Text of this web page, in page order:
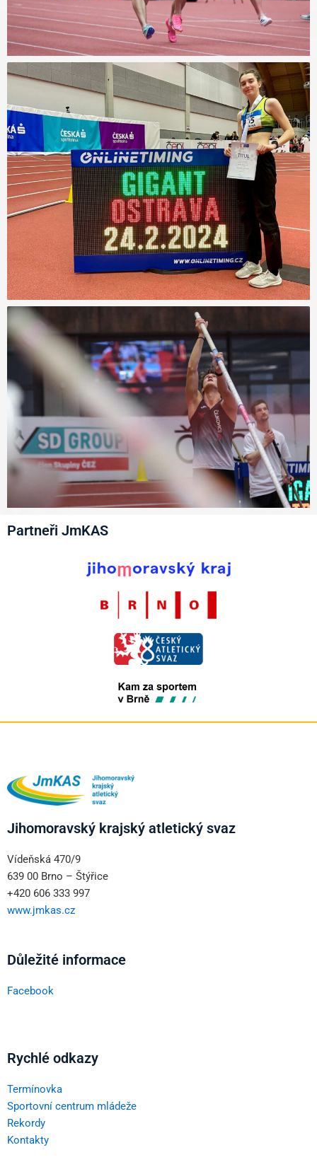
Partneři JmKAS
Jihomoravský krajský atletický svaz
Vídeňská 470/9
639 00 Brno – Štýřice
+420 606 333 997
www.jmkas.cz
Důležité informace
Facebook
Rychlé odkazy
Termínovka
Sportovní centrum mládeže
Rekordy
Kontakty